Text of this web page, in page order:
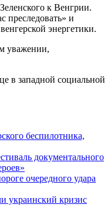
к Венгрии.
преследовать» и
энергетики.
уважении,
в западной социальной
беспилотника,
документального
очередного удара
украинский кризис